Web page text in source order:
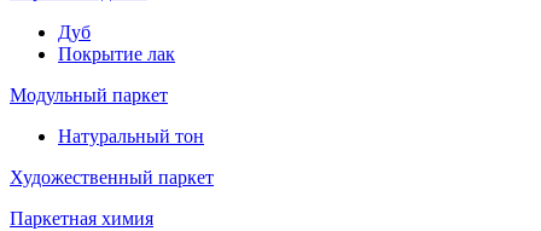
Дуб
Покрытие лак
Модульный паркет
Натуральный тон
Художественный паркет
Паркетная химия